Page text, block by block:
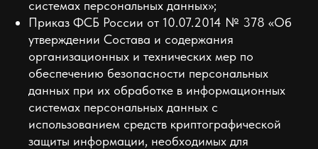
системах персональных данных»;
Приказ ФСБ России от 10.07.2014 № 378 «Об
утверждении Состава и содержания
организационных и технических мер по
обеспечению безопасности персональных
данных при их обработке в информационных
системах персональных данных с
использованием средств криптографической
защиты информации, необходимых для